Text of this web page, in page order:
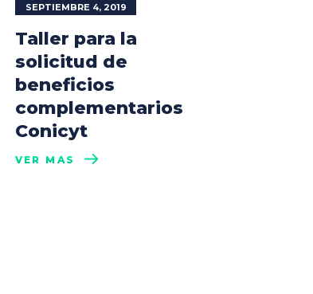
SEPTIEMBRE 4, 2019
Taller para la
solicitud de
beneficios
complementarios
Conicyt
VER MÁS